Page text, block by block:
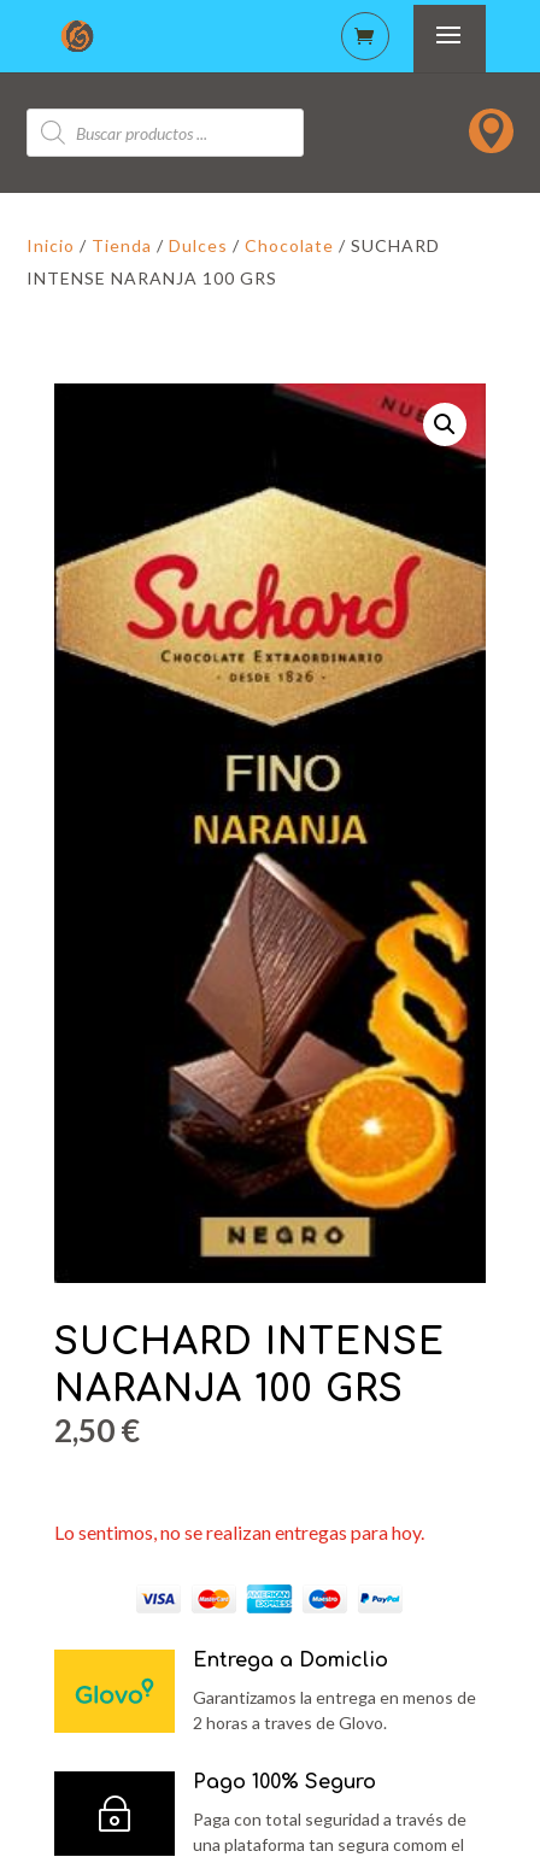
Búsqueda
de
productos

Inicio / Tienda /Dulces /Chocolate / SUCHARD
INTENSE NARANJA 100 GRS
SUCHARD INTENSE
NARANJA 100 GRS
2,50€
Lo sentimos, no se realizan entregas para hoy.
Entrega a Domiclio
Garantizamos la entrega en menos de
2 horas a traves de Glovo.
~
Pago 100% Seguro
Paga con total seguridad a través de
una plataforma tan segura comom el